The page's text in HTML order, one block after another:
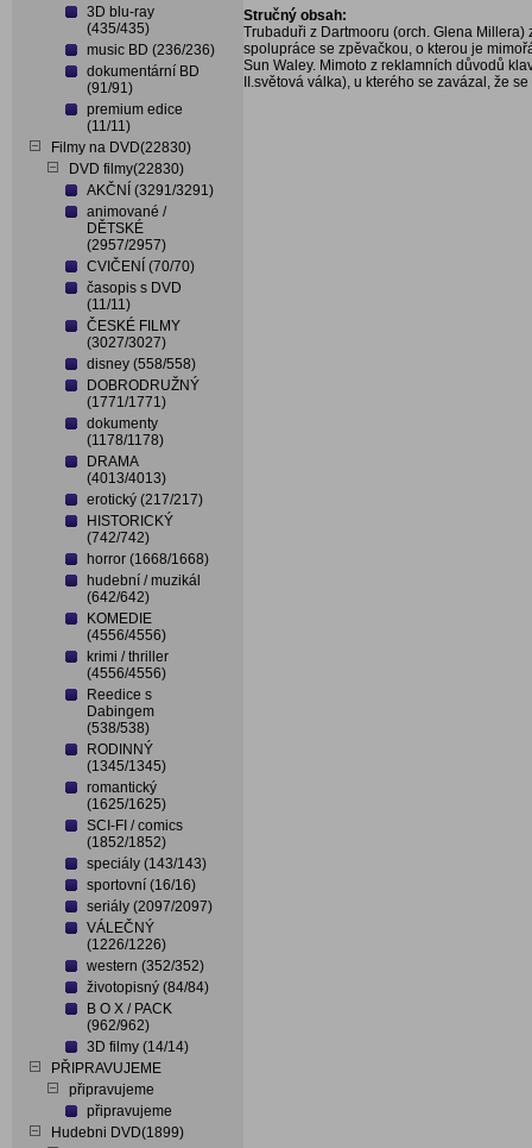
3D blu-ray
(435/435)
music BD (236/236)
dokumentární BD
(91/91)
premium edice
(11/11)
Filmy na DVD(22830)
DVD filmy(22830)
AKČNÍ (3291/3291)
animované /
DĚTSKÉ
(2957/2957)
CVIČENÍ (70/70)
časopis s DVD
(11/11)
ČESKÉ FILMY
(3027/3027)
disney (558/558)
DOBRODRUŽNÝ
(1771/1771)
dokumenty
(1178/1178)
DRAMA
(4013/4013)
erotický (217/217)
HISTORICKÝ
(742/742)
horror (1668/1668)
hudební / muzikál
(642/642)
KOMEDIE
(4556/4556)
krimi / thriller
(4556/4556)
Reedice s
Dabingem
(538/538)
RODINNÝ
(1345/1345)
romantický
(1625/1625)
SCI-FI / comics
(1852/1852)
speciály (143/143)
sportovní (16/16)
seriály (2097/2097)
VÁLEČNÝ
(1226/1226)
western (352/352)
životopisný (84/84)
B O X / PACK
(962/962)
3D filmy (14/14)
PŘIPRAVUJEME
připravujeme
připravujeme
Hudebni DVD(1899)
Stručný obsah:
Trubaduři z Dartmooru (orch. Glena
spolupráce se zpěvačkou, o kterou je
Sun Waley. Mimoto z reklamních důvodů
II.světová válka), u kterého se zavázal, že